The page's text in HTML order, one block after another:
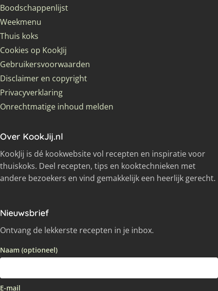
Boodschappenlijst
Weekmenu
Thuis koks
Cookies op KookJij
Gebruikersvoorwaarden
Disclaimer en copyright
Privacyverklaring
Onrechtmatige inhoud melden
Over KookJij.nl
KookJij is dé kookwebsite vol recepten en inspiratie voor
thuiskoks. Deel recepten, tips en kooktechnieken met
andere bezoekers en vind gemakkelijk een heerlijk gerecht.
Nieuwsbrief
Ontvang de lekkerste recepten in je inbox.
Naam (optioneel)
E-mail